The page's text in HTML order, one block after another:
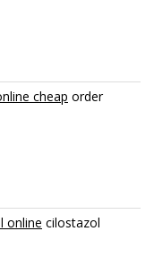
cheap order
online cilostazol